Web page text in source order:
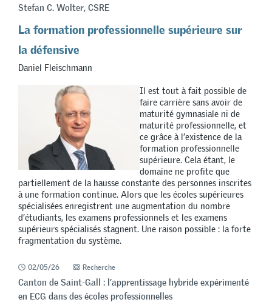
Stefan C. Wolter, CSRE
La formation professionnelle supérieure sur
la défensive
Daniel Fleischmann
Il est tout à fait possible de
faire carrière sans avoir de
maturité gymnasiale ni de
maturité professionnelle, et
ce grâce à l’existence de la
formation professionnelle
supérieure. Cela étant, le
domaine ne profite que
partiellement de la hausse constante des personnes inscrites
à une formation continue. Alors que les écoles supérieures
spécialisées enregistrent une augmentation du nombre
d’étudiants, les examens professionnels et les examens
supérieurs spécialisés stagnent. Une raison possible : la forte
fragmentation du système.
02/05/26 Recherche
Canton de Saint-Gall : l’apprentissage hybride expérimenté
en ECG dans des écoles professionnelles